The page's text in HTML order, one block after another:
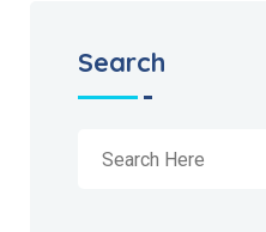
Search